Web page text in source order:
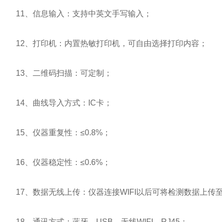
11、信息输入：支持中英文手写输入；
12、打印机：内置热敏打印机，可自由选择打印内容；
13、二维码扫描：可定制；
14、曲线导入方式：IC卡；
15、仪器重复性：≤0.8%；
16、仪器稳定性：≤0.6%；
17、数据无线上传：仪器连接WIFI以后可将检测数据上传至